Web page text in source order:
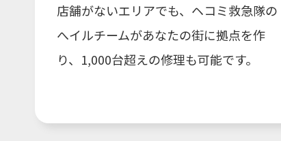
店舗がないエリアでも、ヘコミ救急隊の
へイルチームがあなたの街に拠点を作
り、1,000台超えの修理も可能です。